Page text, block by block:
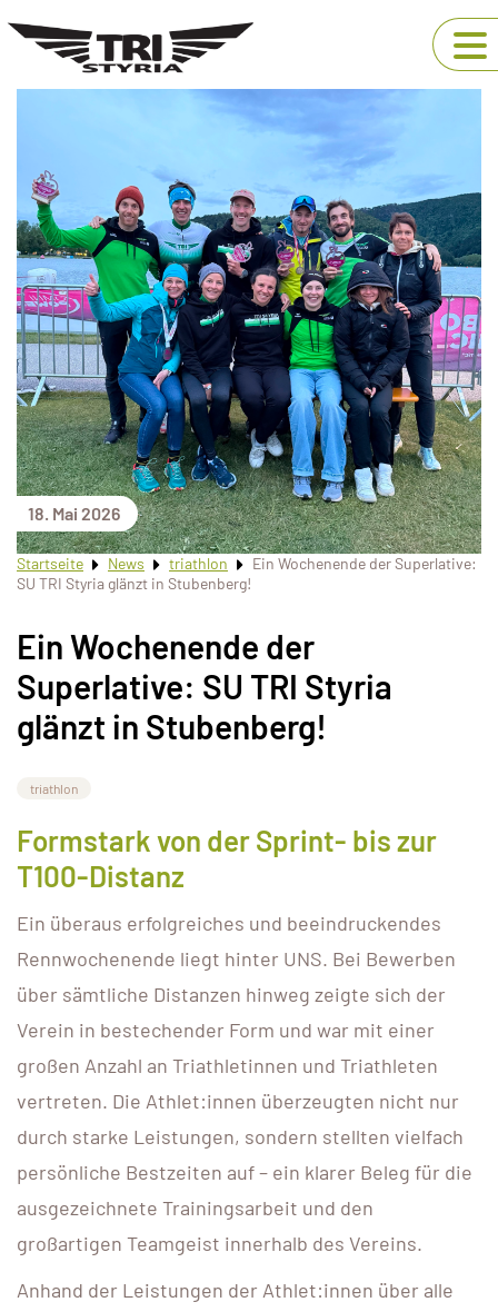
18. Mai 2026
Startseite News triathlon
Ein Wochenende der Superlative:
SU TRI Styria glänzt in Stubenberg!
Ein Wochenende der
Superlative: SU TRI Styria
glänzt in Stubenberg!
triathlon
Formstark von der Sprint- bis zur
T100-Distanz
Ein überaus erfolgreiches und beeindruckendes
Rennwochenende liegt hinter UNS. Bei Bewerben
über sämtliche Distanzen hinweg zeigte sich der
Verein in bestechender Form und war mit einer
großen Anzahl an Triathletinnen und Triathleten
vertreten. Die Athlet:innen überzeugten nicht nur
durch starke Leistungen, sondern stellten vielfach
persönliche Bestzeiten auf – ein klarer Beleg für die
ausgezeichnete Trainingsarbeit und den
großartigen Teamgeist innerhalb des Vereins.
Anhand der Leistungen der Athlet:innen über alle